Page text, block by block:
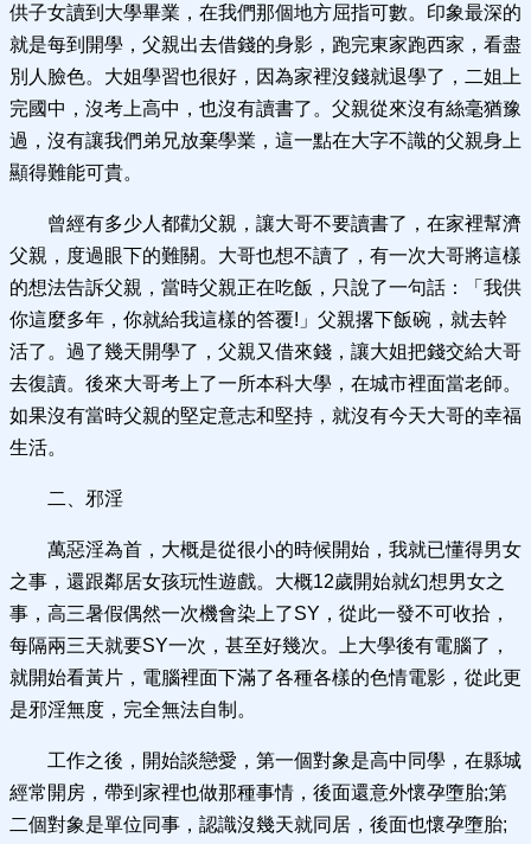
供子女讀到大學畢業，在我們那個地方屈指可數。印象最深的
就是每到開學，父親出去借錢的身影，跑完東家跑西家，看盡
別人臉色。大姐學習也很好，因為家裡沒錢就退學了，二姐上
完國中，沒考上高中，也沒有讀書了。父親從來沒有絲毫猶豫
過，沒有讓我們弟兄放棄學業，這一點在大字不識的父親身上
顯得難能可貴。
曾經有多少人都勸父親，讓大哥不要讀書了，在家裡幫濟
父親，度過眼下的難關。大哥也想不讀了，有一次大哥將這樣
的想法告訴父親，當時父親正在吃飯，只說了一句話：「我供
你這麼多年，你就給我這樣的答覆!」父親撂下飯碗，就去幹
活了。過了幾天開學了，父親又借來錢，讓大姐把錢交給大哥
去復讀。後來大哥考上了一所本科大學，在城市裡面當老師。
如果沒有當時父親的堅定意志和堅持，就沒有今天大哥的幸福
生活。
二、邪淫
萬惡淫為首，大概是從很小的時候開始，我就已懂得男女
之事，還跟鄰居女孩玩性遊戲。大概12歲開始就幻想男女之
事，高三暑假偶然一次機會染上了SY，從此一發不可收拾，
每隔兩三天就要SY一次，甚至好幾次。上大學後有電腦了，
就開始看黃片，電腦裡面下滿了各種各樣的色情電影，從此更
是邪淫無度，完全無法自制。
工作之後，開始談戀愛，第一個對象是高中同學，在縣城
經常開房，帶到家裡也做那種事情，後面還意外懷孕墮胎;第
二個對象是單位同事，認識沒幾天就同居，後面也懷孕墮胎;